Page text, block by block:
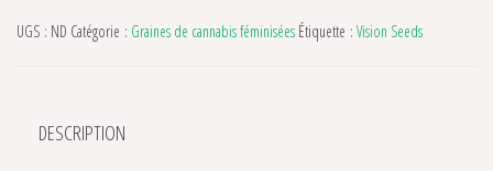
UGS : ND Catégorie : Graines de cannabis féminisées Étiquette : Vision Seeds
DESCRIPTION